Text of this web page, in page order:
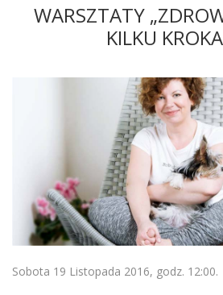
WARSZTATY
KILKU
Sobota 19 Listopada 2016, godz. 12:00.